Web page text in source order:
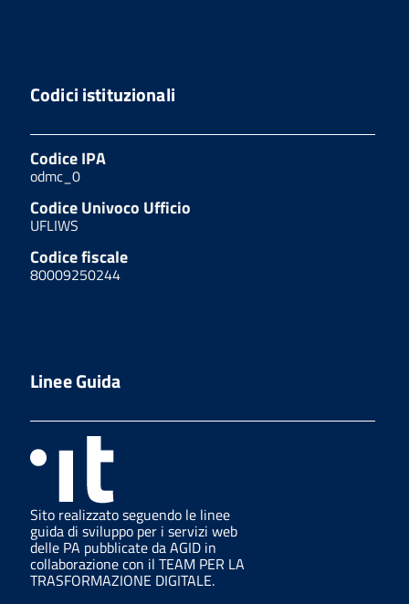
Codici istituzionali
Codice IPA
odmc_0
Codice Univoco Ufficio
UFLIWS
Codice fiscale
80009250244
Linee Guida
Sito realizzato seguendo le linee
guida di sviluppo per i servizi web
delle PA pubblicate da AGID in
collaborazione con il TEAM PER LA
TRASFORMAZIONE DIGITALE.